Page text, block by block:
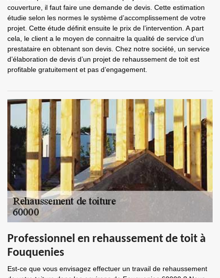
couverture, il faut faire une demande de devis. Cette estimation
étudie selon les normes le système d’accomplissement de votre
projet. Cette étude définit ensuite le prix de l’intervention. A part
cela, le client a le moyen de connaitre la qualité de service d’un
prestataire en obtenant son devis. Chez notre société, un service
d’élaboration de devis d’un projet de rehaussement de toit est
profitable gratuitement et pas d’engagement.
Professionnel en rehaussement de toit à
Fouquenies
Est-ce que vous envisagez effectuer un travail de rehaussement